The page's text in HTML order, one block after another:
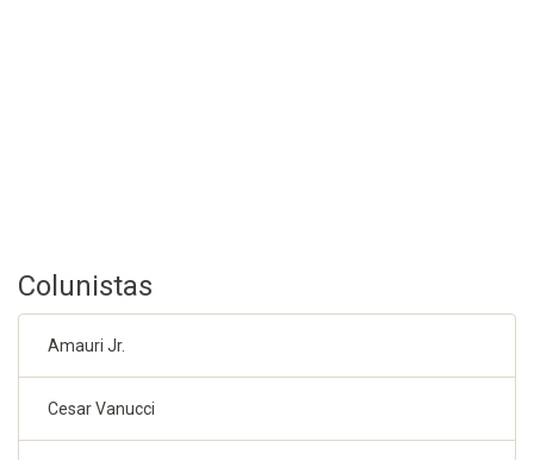
Colunistas
Amauri Jr.
Cesar Vanucci